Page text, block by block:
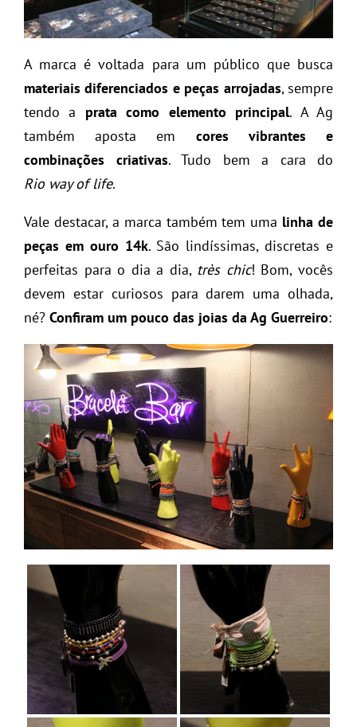
A marca é voltada para um público que busca
materiais diferenciados e peças arrojadas, sempre
tendo a prata como elemento principal. A Ag
também aposta em cores vibrantes e
combinações criativas. Tudo bem a cara do
Rio way of life.
Vale destacar, a marca também tem uma linha de
peças em ouro 14k. São lindíssimas, discretas e
perfeitas para o dia a dia, très chic! Bom, vocês
devem estar curiosos para darem uma olhada,
né? Confiram um pouco das joias da Ag Guerreiro: